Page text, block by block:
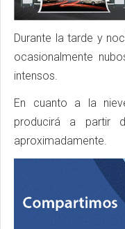
Durante la tarde y
ocasionalmente
intensos.
En cuanto a la
producirá a partir
aproximadamente.